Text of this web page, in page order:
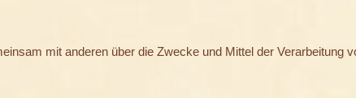
mit anderen über die Zwecke und Mittel der Verarbeitung